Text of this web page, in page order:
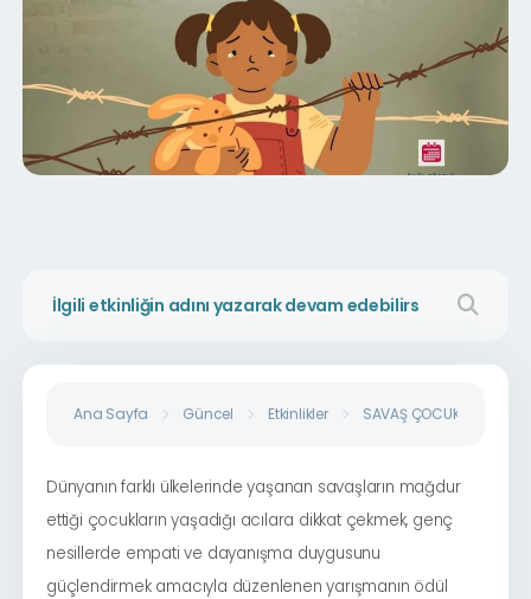
Ana Sayfa Güncel Etkinlikler SAVAŞ ÇOCUKLARINA
Dünyanın farklı ülkelerinde yaşanan savaşların mağdur
ettiği çocukların yaşadığı acılara dikkat çekmek, genç
nesillerde empati ve dayanışma duygusunu
güçlendirmek amacıyla düzenlenen yarışmanın ödül